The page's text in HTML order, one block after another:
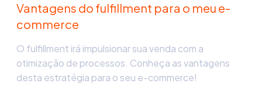
Vantagens do fulfillment para o meu e-
commerce
O fulfillment irá impulsionar sua venda com a
otimização de processos. Conheça as vantagens
desta estratégia para o seu e-commerce!